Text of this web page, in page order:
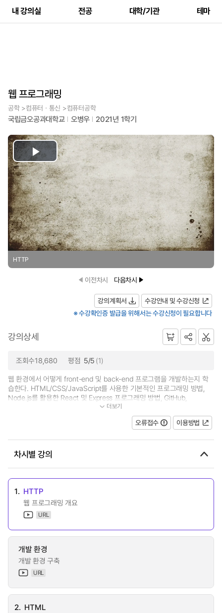
내 강의실 전공 대학/기관 테마
웹 프로그래밍
공학 >컴퓨터ㆍ통신 >컴퓨터공학
국립금오공과대학교 오병우 2021년 1학기
Play
Video
HTTP
이전차시 다음차시
강의계획서
수강안내 및 수강신청
※ 수강확인증 발급을 위해서는 수강신청이 필요합니다
강의상세
조회수18,680 평점 5/5 (1)
웹 환경에서 어떻게 front-end 및 back-end 프로그램을 개발하는지 학
습한다. HTML/CSS/JavaScript를 사용한 기본적인 프로그래밍 방법,
Node.js를 활용한 React 및 Express 프로그래밍 방법, GitHub,
Bootstrap, Material UI를 사용하는 방법, MongoDB를 활...
더보기
오류접수 이용방법
차시별 강의
1. HTTP
웹 프로그래밍 개요
URL
개발 환경
개발 환경 구축
URL
2. HTML